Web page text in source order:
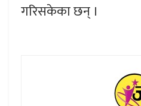
गरिसकेका छन् ।